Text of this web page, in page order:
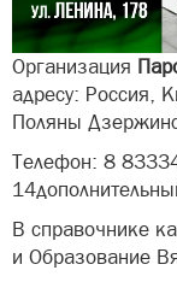
Организация
адресу: Россия,
Поляны
Телефон: 8
В справочнике
и Образование